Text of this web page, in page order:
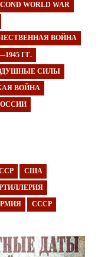
WORLD WAR
ВОЙНА
ГГ.
СИЛЫ
ВОЙНА
США
СССР